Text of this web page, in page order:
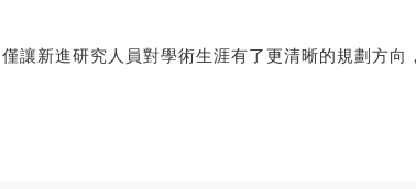
讓新進研究人員對學術生涯有了更清晰的規劃方